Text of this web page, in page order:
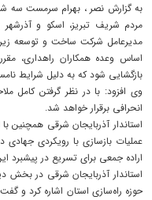
به گزارش نصر ، بهرام سرمست سه
مردم شریف تبریز، اسکو و
مدیرعامل شرکت ساخت و توسعه
اساس وعده همکاران راهداری،
بازگشایی شود که به‌ دلیل شرایط
وی افزود: با در نظر گرفتن کامل
انحرافی برقرار خواهد شد.
استاندار آذربایجان شرقی همچنین
عملیات بازسازی با رویکردی جهادی
اراده جمعی برای تسریع در پیشبرد
استاندار آذربایجان شرقی در
حوزه راه‌سازی استان اشاره کرد و